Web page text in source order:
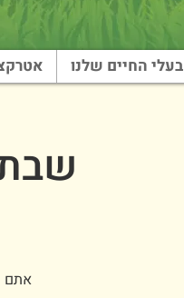
בעלי החיים שלנו
שבת